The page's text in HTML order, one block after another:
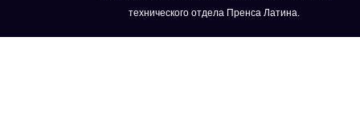
технического отдела Пренса Латина.